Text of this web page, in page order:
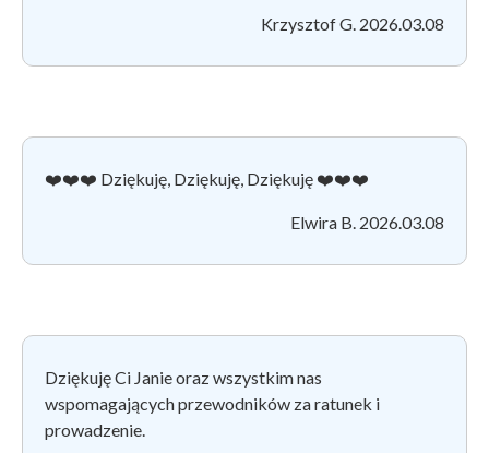
Krzysztof G. 2026.03.08
❤️❤️❤️ Dziękuję, Dziękuję, Dziękuję ❤️❤️❤️
Elwira B. 2026.03.08
Dziękuję Ci Janie oraz wszystkim nas
wspomagających przewodników za ratunek i
prowadzenie.